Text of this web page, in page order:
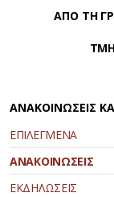
ΑΠΟ ΤΗ
ΑΝΑΚΟΙΝΩΣΕΙΣ
ΕΠΙΛΕΓΜΕΝΑ
ΑΝΑΚΟΙΝΩΣΕΙΣ
ΕΚΔΗΛΩΣΕΙΣ